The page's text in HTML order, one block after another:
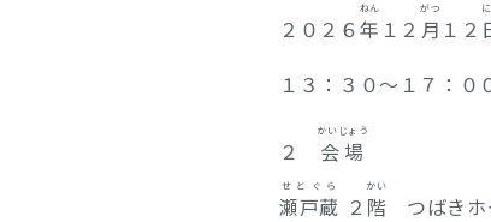
２０２６年
ねん
１２ 月
がつ
１２
１３：３０～１７：０
２ 会場
かいじょう
瀬戸蔵
せとぐら
２ 階
かい
つばきホ